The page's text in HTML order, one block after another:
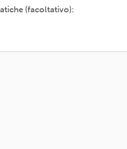
(facoltativo):